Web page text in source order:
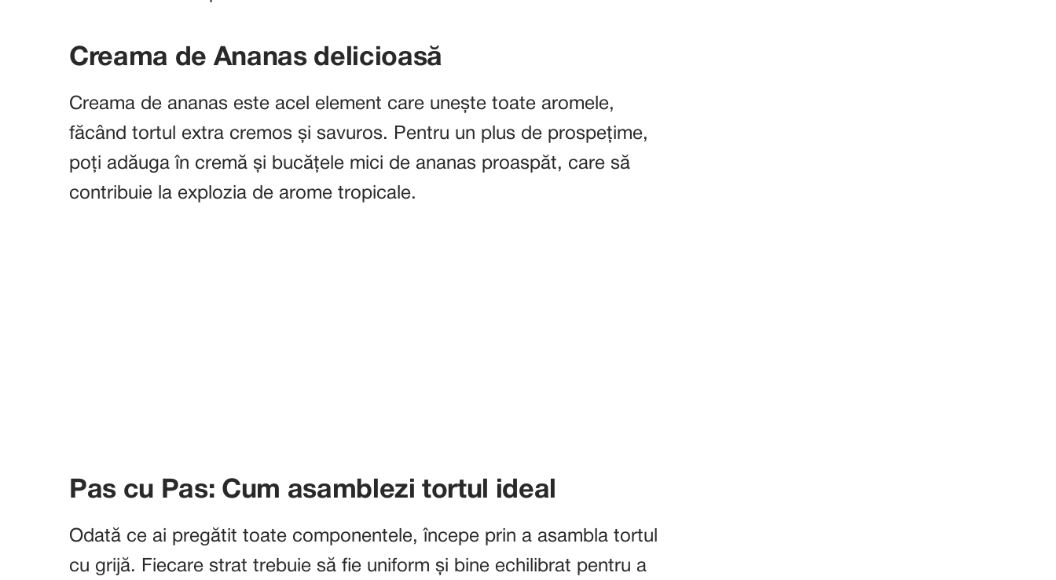
Creama de Ananas delicioasă
Creama de ananas este acel element care unește toate aromele,
făcând tortul extra cremos și savuros. Pentru un plus de prospețime,
poți adăuga în cremă și bucățele mici de ananas proaspăt, care să
contribuie la explozia de arome tropicale.
Pas cu Pas: Cum asamblezi tortul ideal
Odată ce ai pregătit toate componentele, începe prin a asambla tortul
cu grijă. Fiecare strat trebuie să fie uniform și bine echilibrat pentru a